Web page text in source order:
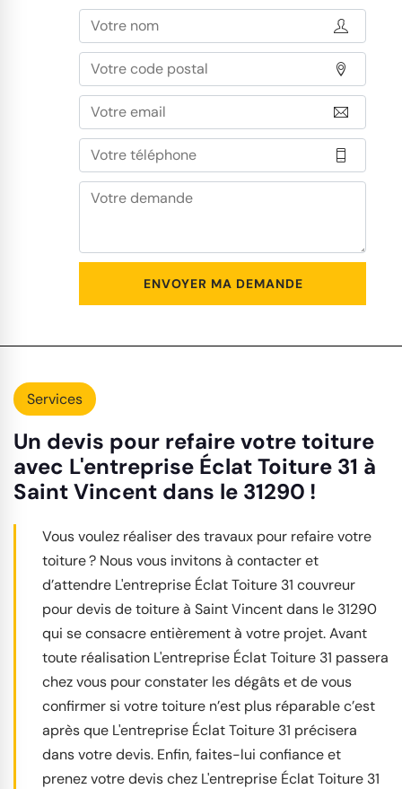
Services
Un devis pour refaire votre toiture
avec L'entreprise Éclat Toiture 31 à
Saint Vincent dans le 31290 !
Vous voulez réaliser des travaux pour refaire votre
toiture ? Nous vous invitons à contacter et
d’attendre L'entreprise Éclat Toiture 31 couvreur
pour devis de toiture à Saint Vincent dans le 31290
qui se consacre entièrement à votre projet. Avant
toute réalisation L'entreprise Éclat Toiture 31 passera
chez vous pour constater les dégâts et de vous
confirmer si votre toiture n’est plus réparable c’est
après que L'entreprise Éclat Toiture 31 précisera
dans votre devis. Enfin, faites-lui confiance et
prenez votre devis chez L'entreprise Éclat Toiture 31